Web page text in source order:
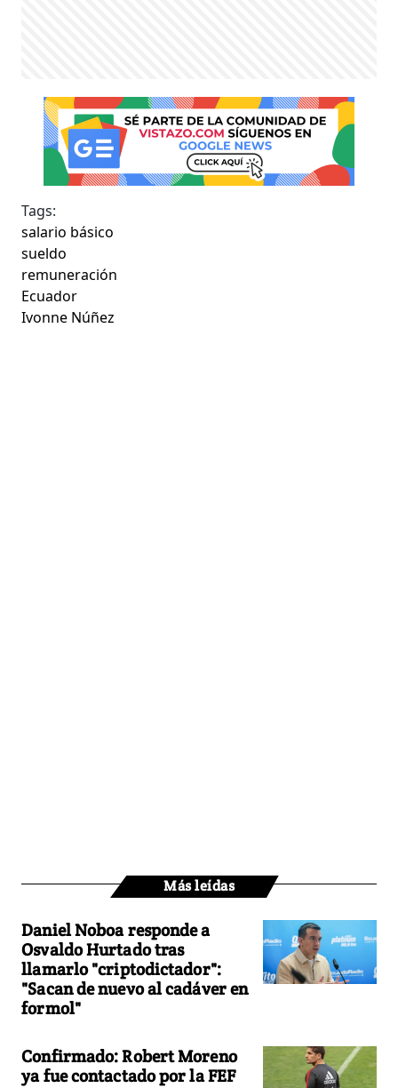
Tags:
salario básico
sueldo
remuneración
Ecuador
Ivonne Núñez
Más leídas
Daniel Noboa responde a
Osvaldo Hurtado tras
llamarlo "criptodictador":
"Sacan de nuevo al cadáver en
formol"
Confirmado: Robert Moreno
ya fue contactado por la FEF